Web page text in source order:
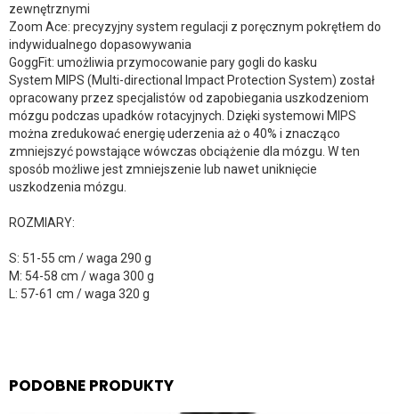
zewnętrznymi
Zoom Ace: precyzyjny system regulacji z poręcznym pokrętłem do
indywidualnego dopasowywania
GoggFit: umożliwia przymocowanie pary gogli do kasku
System MIPS (Multi-directional Impact Protection System) został
opracowany przez specjalistów od zapobiegania uszkodzeniom
mózgu podczas upadków rotacyjnych. Dzięki systemowi MIPS
można zredukować energię uderzenia aż o 40% i znacząco
zmniejszyć powstające wówczas obciążenie dla mózgu. W ten
sposób możliwe jest zmniejszenie lub nawet uniknięcie
uszkodzenia mózgu.
ROZMIARY:
S: 51-55 cm / waga 290 g
M: 54-58 cm / waga 300 g
L: 57-61 cm / waga 320 g
PODOBNE PRODUKTY